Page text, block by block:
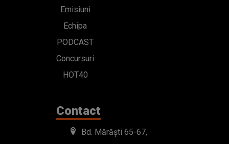
Emisiuni
Echipa
PODCAST
Concursuri
HOT40
Contact
Bd. Mărăști 65-67,